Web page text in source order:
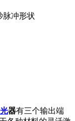
脉冲形状
器有三个输出端